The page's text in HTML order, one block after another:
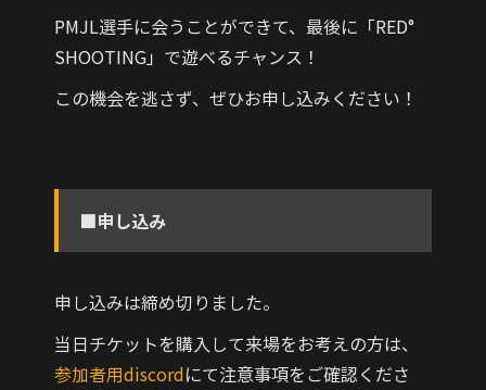
PMJL選手に会うことができて、最後に「RED°
SHOOTING」で遊べるチャンス！
この機会を逃さず、ぜひお申し込みください！
■申し込み
申し込みは締め切りました。
当日チケットを購入して来場をお考えの方は、
参加者用discordにて注意事項をご確認くださ